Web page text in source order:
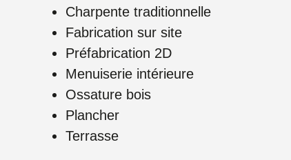
Charpente traditionnelle
Fabrication sur site
Préfabrication 2D
Menuiserie intérieure
Ossature bois
Plancher
Terrasse